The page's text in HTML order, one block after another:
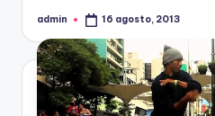
Publicado
admin 16 agosto, 2013